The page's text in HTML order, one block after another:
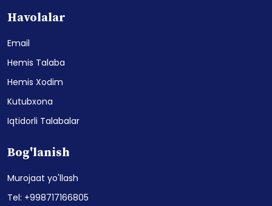
Havolalar
Email
Hemis Talaba
Hemis Xodim
Kutubxona
Iqtidorli Talabalar
Bog'lanish
Murojaat yo'llash
Tel: +998717166805